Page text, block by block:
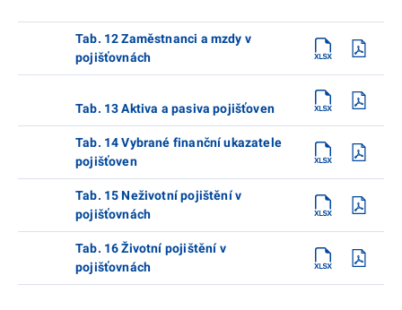
Tab. 12 Zaměstnanci a mzdy v
pojišťovnách
Tab. 13 Aktiva a pasiva pojišťoven
Tab. 14 Vybrané finanční ukazatele
pojišťoven
Tab. 15 Neživotní pojištění v
pojišťovnách
Tab. 16 Životní pojištění v
pojišťovnách